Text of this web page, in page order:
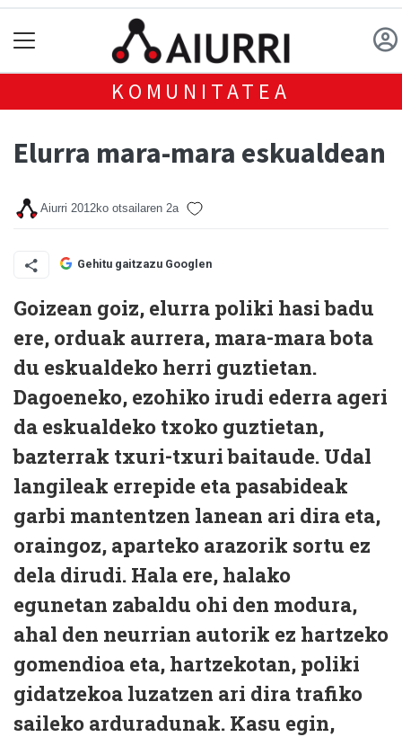
KOMUNITATEA
Elurra mara-mara eskualdean
Aiurri 2012ko otsailaren 2a
Gehitu gaitzazu Googlen
Goizean goiz, elurra poliki hasi badu
ere, orduak aurrera, mara-mara bota
du eskualdeko herri guztietan.
Dagoeneko, ezohiko irudi ederra ageri
da eskualdeko txoko guztietan,
bazterrak txuri-txuri baitaude. Udal
langileak errepide eta pasabideak
garbi mantentzen lanean ari dira eta,
oraingoz, aparteko arazorik sortu ez
dela dirudi. Hala ere, halako
egunetan zabaldu ohi den modura,
ahal den neurrian autorik ez hartzeko
gomendioa eta, hartzekotan, poliki
gidatzekoa luzatzen ari dira trafiko
saileko arduradunak. Kasu egin,